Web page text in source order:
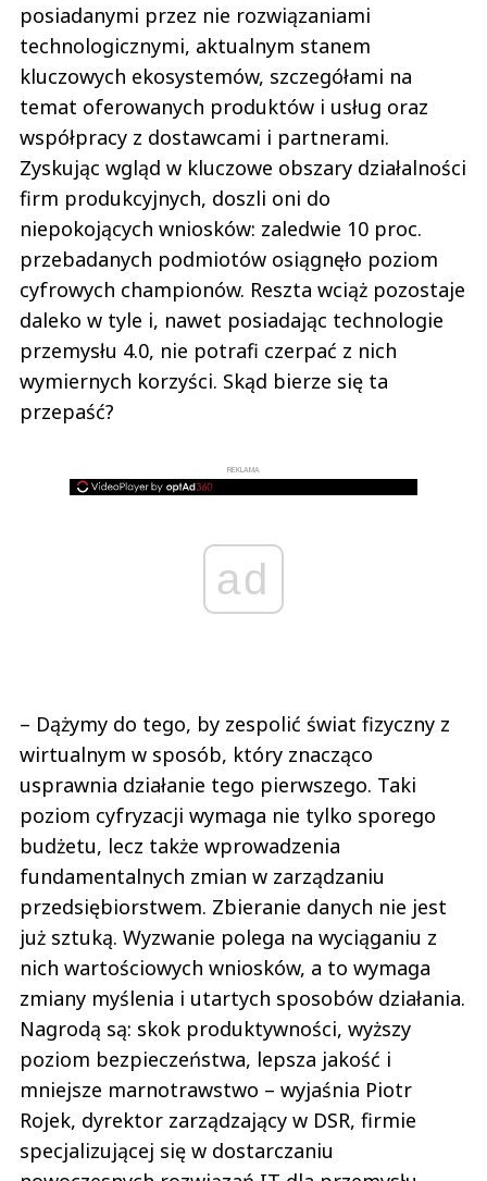
posiadanymi przez nie rozwiązaniami
technologicznymi, aktualnym stanem
kluczowych ekosystemów, szczegółami na
temat oferowanych produktów i usług oraz
współpracy z dostawcami i partnerami.
Zyskując wgląd w kluczowe obszary działalności
firm produkcyjnych, doszli oni do
niepokojących wniosków: zaledwie 10 proc.
przebadanych podmiotów osiągnęło poziom
cyfrowych championów. Reszta wciąż pozostaje
daleko w tyle i, nawet posiadając technologie
przemysłu 4.0, nie potrafi czerpać z nich
wymiernych korzyści. Skąd bierze się ta
przepaść?
REKLAMA
ad
– Dążymy do tego, by zespolić świat fizyczny z
wirtualnym w sposób, który znacząco
usprawnia działanie tego pierwszego. Taki
poziom cyfryzacji wymaga nie tylko sporego
budżetu, lecz także wprowadzenia
fundamentalnych zmian w zarządzaniu
przedsiębiorstwem. Zbieranie danych nie jest
już sztuką. Wyzwanie polega na wyciąganiu z
nich wartościowych wniosków, a to wymaga
zmiany myślenia i utartych sposobów działania.
Nagrodą są: skok produktywności, wyższy
poziom bezpieczeństwa, lepsza jakość i
mniejsze marnotrawstwo – wyjaśnia Piotr
Rojek, dyrektor zarządzający w DSR, firmie
specjalizującej się w dostarczaniu